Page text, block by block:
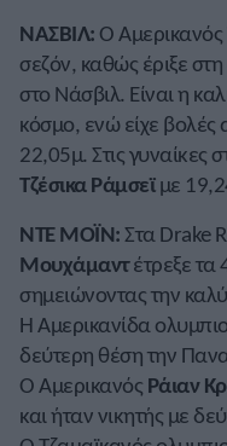
ΝΑΣΒΙΛ: Ο Αμερικανός
σεζόν, καθώς έριξε
στο Νάσβιλ. Είναι η
κόσμο, ενώ είχε
22,05μ. Στις γυναίκες
Τζέσικα Ράμσεϊμε
ΝΤΕ ΜΟΪΝ:Στα Drake
Μουχάμαντέτρεξε τα
σημειώνοντας την
Η Αμερικανίδα
δεύτερη θέση την
Ο Αμερικανός Ράιαν
και ήταν νικητής με